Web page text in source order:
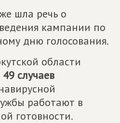
шла речь о
кампании по
дню голосования.
области
49 случаев
работают в
готовности.